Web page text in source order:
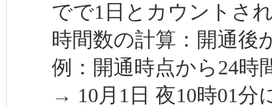
でで1日とカウントさ
時間数の計算：開通後
例：開通時点から24時
→ 10月1日 夜10時01分